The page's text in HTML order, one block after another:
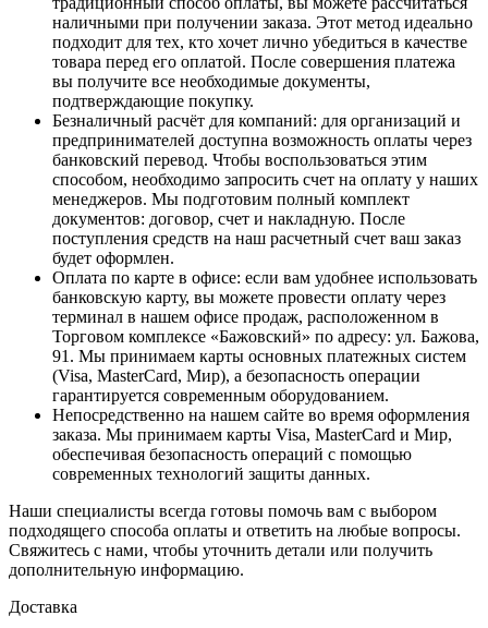
наличными при получении заказа. Этот метод идеально
подходит для тех, кто хочет лично убедиться в качестве
товара перед его оплатой. После совершения платежа
вы получите все необходимые документы,
подтверждающие покупку.
Безналичный расчёт для компаний: для организаций и
предпринимателей доступна возможность оплаты через
банковский перевод. Чтобы воспользоваться этим
способом, необходимо запросить счет на оплату у наших
менеджеров. Мы подготовим полный комплект
документов: договор, счет и накладную. После
поступления средств на наш расчетный счет ваш заказ
будет оформлен.
Оплата по карте в офисе: если вам удобнее использовать
банковскую карту, вы можете провести оплату через
терминал в нашем офисе продаж, расположенном в
Торговом комплексе «Бажовский» по адресу: ул. Бажова,
91. Мы принимаем карты основных платежных систем
(Visa, MasterCard, Мир), а безопасность операции
гарантируется современным оборудованием.
Непосредственно на нашем сайте во время оформления
заказа. Мы принимаем карты Visa, MasterCard и Мир,
обеспечивая безопасность операций с помощью
современных технологий защиты данных.
Наши специалисты всегда готовы помочь вам с выбором
подходящего способа оплаты и ответить на любые вопросы.
Свяжитесь с нами, чтобы уточнить детали или получить
дополнительную информацию.
Доставка